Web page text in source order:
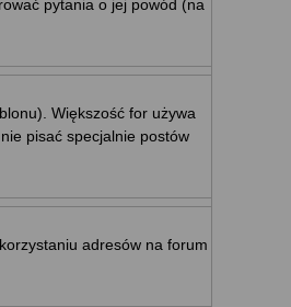
pytania o jej powód (na
Większość for używa
pisać specjalnie postów
adresów na forum